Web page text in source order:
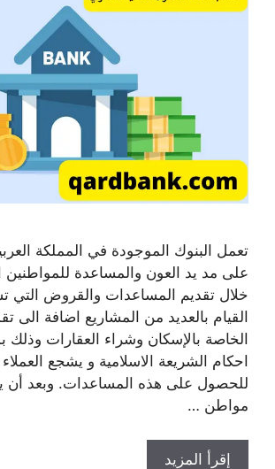
تعمل البنوك الموجودة في المملكة
على مد يد العون والمساعدة
خلال تقديم المساعدات والقروض التي
القيام بالعديد من المشاريع اضافة الى
الخاصة بالإسكان وشراء العقارات وذلك
احكام الشريعة الاسلامية و يشجع
للحصول على هذه المساعدات. وبعد أن
مواطن …
إقرأ المزيد